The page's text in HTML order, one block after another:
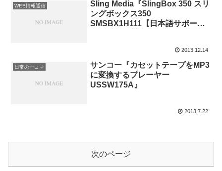
WEB情報通信
Sling Media『SlingBox 350 スリ
ングボックス350
SMSBX1H111【日本語サポート
2013.12.14
日常の一コマ
サンコー『カセットテープをMP3
に変換するプレーヤー
USSW175A』
2013.7.22
次のページ